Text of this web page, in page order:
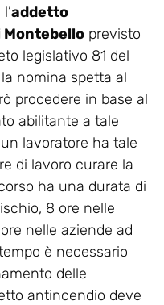
addetto
previsto
legislativo 81 del
nomina spetta al
procedere in base al
abilitante a tale
lavoratore ha tale
di lavoro curare la
ha una durata di
8 ore nelle
nelle aziende ad
è necessario
delle
antincendio deve